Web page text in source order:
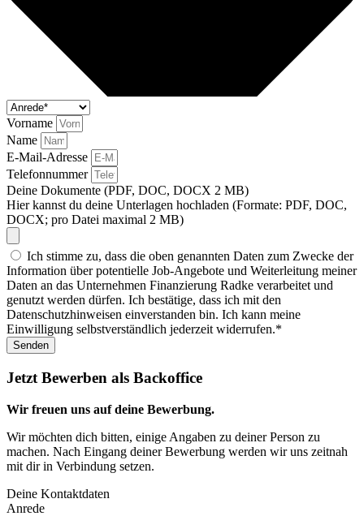
Vorname
Name
E-Mail-Adresse
Telefonnummer
Deine Dokumente (PDF, DOC, DOCX 2 MB)
Hier kannst du deine Unterlagen hochladen (Formate: PDF, DOC,
DOCX; pro Datei maximal 2 MB)
Ich stimme zu, dass die oben genannten Daten zum Zwecke der
Information über potentielle Job-Angebote und Weiterleitung meiner
Daten an das Unternehmen Finanzierung Radke verarbeitet und
genutzt werden dürfen. Ich bestätige, dass ich mit den
Datenschutzhinweisen einverstanden bin. Ich kann meine
Einwilligung selbstverständlich jederzeit widerrufen.*
Senden
Jetzt Bewerben als Backoffice
Wir freuen uns auf deine Bewerbung.
Wir möchten dich bitten, einige Angaben zu deiner Person zu
machen. Nach Eingang deiner Bewerbung werden wir uns zeitnah
mit dir in Verbindung setzen.
Deine Kontaktdaten
Anrede